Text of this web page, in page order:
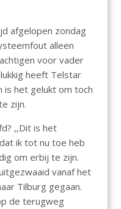
afgelopen zondag
alleen
voor vader
heeft Telstar
is het gelukt om toch
zijn.
,,Dit is het
ik tot nu toe heb
om erbij te zijn.
vanaf het
Tilburg gegaan.
de terugweg